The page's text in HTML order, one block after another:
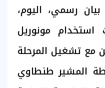
رسمي، اليوم،
استخدام مونوريل
مع تشغيل المرحلة
المشير طنطاوي